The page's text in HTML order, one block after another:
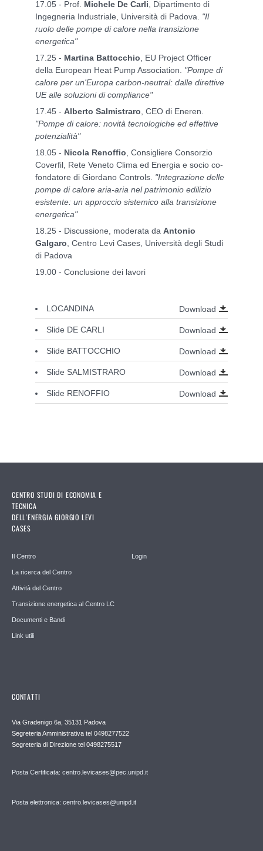
17.05 - Prof. Michele De Carli , Dipartimento di
Ingegneria Industriale, Università di Padova. "Il
ruolo delle pompe di calore nella transizione
energetica"
17.25 - Martina Battocchio , EU Project Officer
della European Heat Pump Association. "Pompe di
calore per un'Europa carbon-neutral: dalle direttive
UE alle soluzioni di compliance"
17.45 - Alberto Salmistraro , CEO di Eneren.
"Pompe di calore: novità tecnologiche ed effettive
potenzialità"
18.05 - Nicola Renoffio , Consigliere Consorzio
Coverfil, Rete Veneto Clima ed Energia e socio co-
fondatore di Giordano Controls. "Integrazione delle
pompe di calore aria-aria nel patrimonio edilizio
esistente: un approccio sistemico alla transizione
energetica"
18.25 - Discussione, moderata da Antonio
Galgaro , Centro Levi Cases, Università degli Studi
di Padova
19.00 - Conclusione dei lavori
LOCANDINA Download
Slide DE CARLI Download
Slide BATTOCCHIO Download
Slide SALMISTRARO Download
Slide RENOFFIO Download
CENTRO STUDI DI ECONOMIA E
TECNICA
DELL'ENERGIA GIORGIO LEVI
CASES
Il Centro
La ricerca del Centro
Attività del Centro
Transizione energetica al Centro LC
Documenti e Bandi
Link utili
Login
CONTATTI
Via Gradenigo 6a, 35131 Padova
Segreteria Amministrativa tel 0498277522
Segreteria di Direzione tel 0498275517
Posta Certificata: centro.levicases@pec.unipd.it
Posta elettronica: centro.levicases@unipd.it